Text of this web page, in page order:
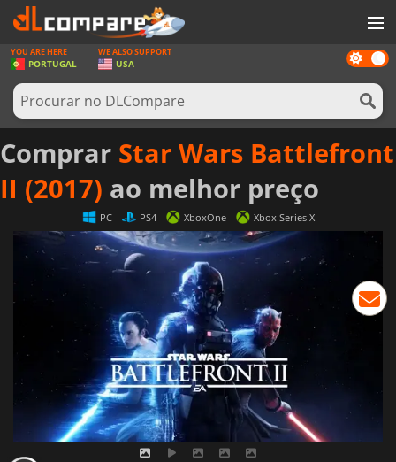
JOGOS
GAME CARDS
SOFTWARE
REWARDS
HARDWARE
NOTÍCIAS
ENTRAR OU REGISTAR
Dark
mode
YOU ARE HERE
PORTUGAL
WE ALSO SUPPORT
USA
Comprar Star Wars Battlefront
II (2017) ao melhor preço
PC PS4 XboxOne Xbox Series X